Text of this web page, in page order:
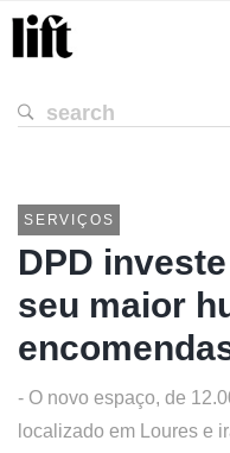
SERVIÇOS
DPD
seu maior
- O novo espaço, de
localizado em Loures e